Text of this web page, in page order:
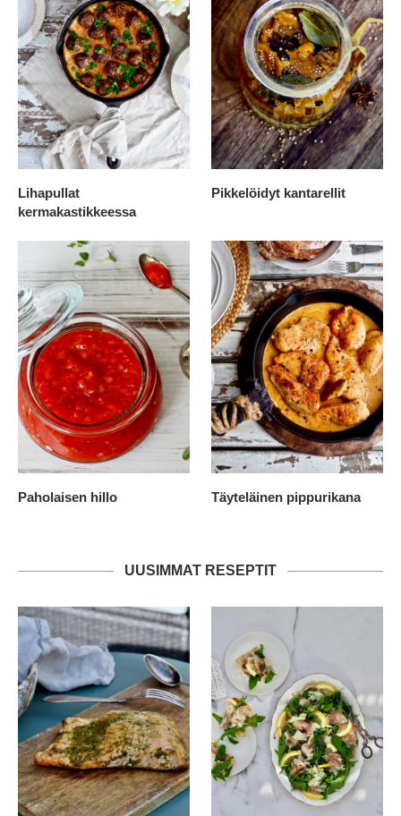
Lihapullat
kermakastikkeessa
Pikkelöidyt kantarellit
Paholaisen hillo Täyteläinen pippurikana
UUSIMMAT RESEPTIT